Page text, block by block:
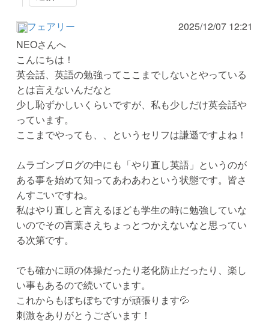
フェアリー
2025/12/07 12:21
NEOさんへ
こんにちは！
英会話、英語の勉強ってここまでしないとやっている
とは言えないんだなと
少し恥ずかしいくらいですが、私も少しだけ英会話や
っています。
ここまでやっても、、というセリフは謙遜ですよね！
ムラゴンブログの中にも「やり直し英語」というのが
ある事を始めて知ってあわあわという状態です。皆さ
んすごいですね。
私はやり直しと言えるほども学生の時に勉強していな
いのでその言葉さえちょっとつかえないなと思ってい
る次第です。
でも確かに頭の体操だったり老化防止だったり、楽し
い事もあるので続いています。
これからもぼちぼちですが頑張ります💦
刺激をありがとうございます！